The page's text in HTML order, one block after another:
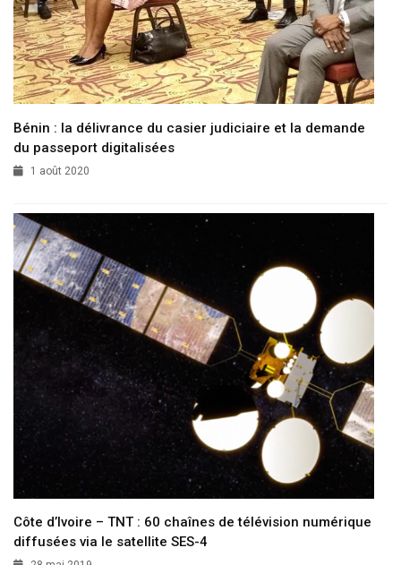
Bénin : la délivrance du casier judiciaire et la demande
du passeport digitalisées
1 août 2020
Côte d’Ivoire – TNT : 60 chaînes de télévision numérique
diffusées via le satellite SES-4